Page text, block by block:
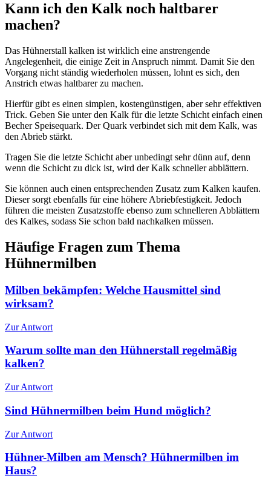
Kann ich den Kalk noch haltbarer
machen?
Das Hühnerstall kalken ist wirklich eine anstrengende
Angelegenheit, die einige Zeit in Anspruch nimmt. Damit Sie den
Vorgang nicht ständig wiederholen müssen, lohnt es sich, den
Anstrich etwas haltbarer zu machen.
Hierfür gibt es einen simplen, kostengünstigen, aber sehr effektiven
Trick. Geben Sie unter den Kalk für die letzte Schicht einfach einen
Becher Speisequark. Der Quark verbindet sich mit dem Kalk, was
den Abrieb stärkt.
Tragen Sie die letzte Schicht aber unbedingt sehr dünn auf, denn
wenn die Schicht zu dick ist, wird der Kalk schneller abblättern.
Sie können auch einen entsprechenden Zusatz zum Kalken kaufen.
Dieser sorgt ebenfalls für eine höhere Abriebfestigkeit. Jedoch
führen die meisten Zusatzstoffe ebenso zum schnelleren Abblättern
des Kalkes, sodass Sie schon bald nachkalken müssen.
Häufige Fragen zum Thema
Hühnermilben
Milben bekämpfen: Welche Hausmittel sind
wirksam?
Zur Antwort
Warum sollte man den Hühnerstall regelmäßig
kalken?
Zur Antwort
Sind Hühnermilben beim Hund möglich?
Zur Antwort
Hühner-Milben am Mensch? Hühnermilben im
Haus?